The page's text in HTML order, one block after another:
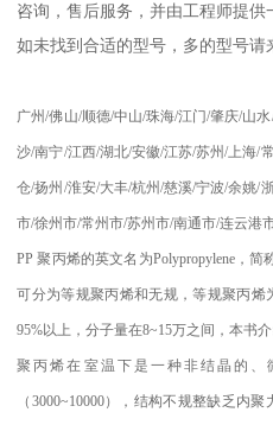
咨询，售后服务，并由工程师提供
如未找到合适的型号，多的型号请
广州/佛山/顺德/中山/珠海/江门/肇庆/山水
沙/南宁/江西/湖北/安徽/江苏/苏州/上海/
仓/扬州 /淮安/大丰/杭州/慈溪/宁波/余姚/
市/徐州市/常州市/苏州市/南通市/连云港
PP聚丙烯的英文名为Polypropylene，简
可分为等规聚丙烯和无规，等规聚丙
95%以上，分子量在8~15万之间，本书
聚丙烯在室温下是一种非结晶的
（ 3000~10000），结构不规整缺乏内聚